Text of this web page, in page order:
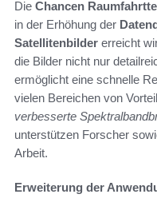
Die Chancen
in der Erhöhung der
Satellitenbilder erreicht
die Bilder nicht nur
ermöglicht eine schnelle
vielen Bereichen von
verbesserte
unterstützen Forscher
Arbeit.
Erweiterung der